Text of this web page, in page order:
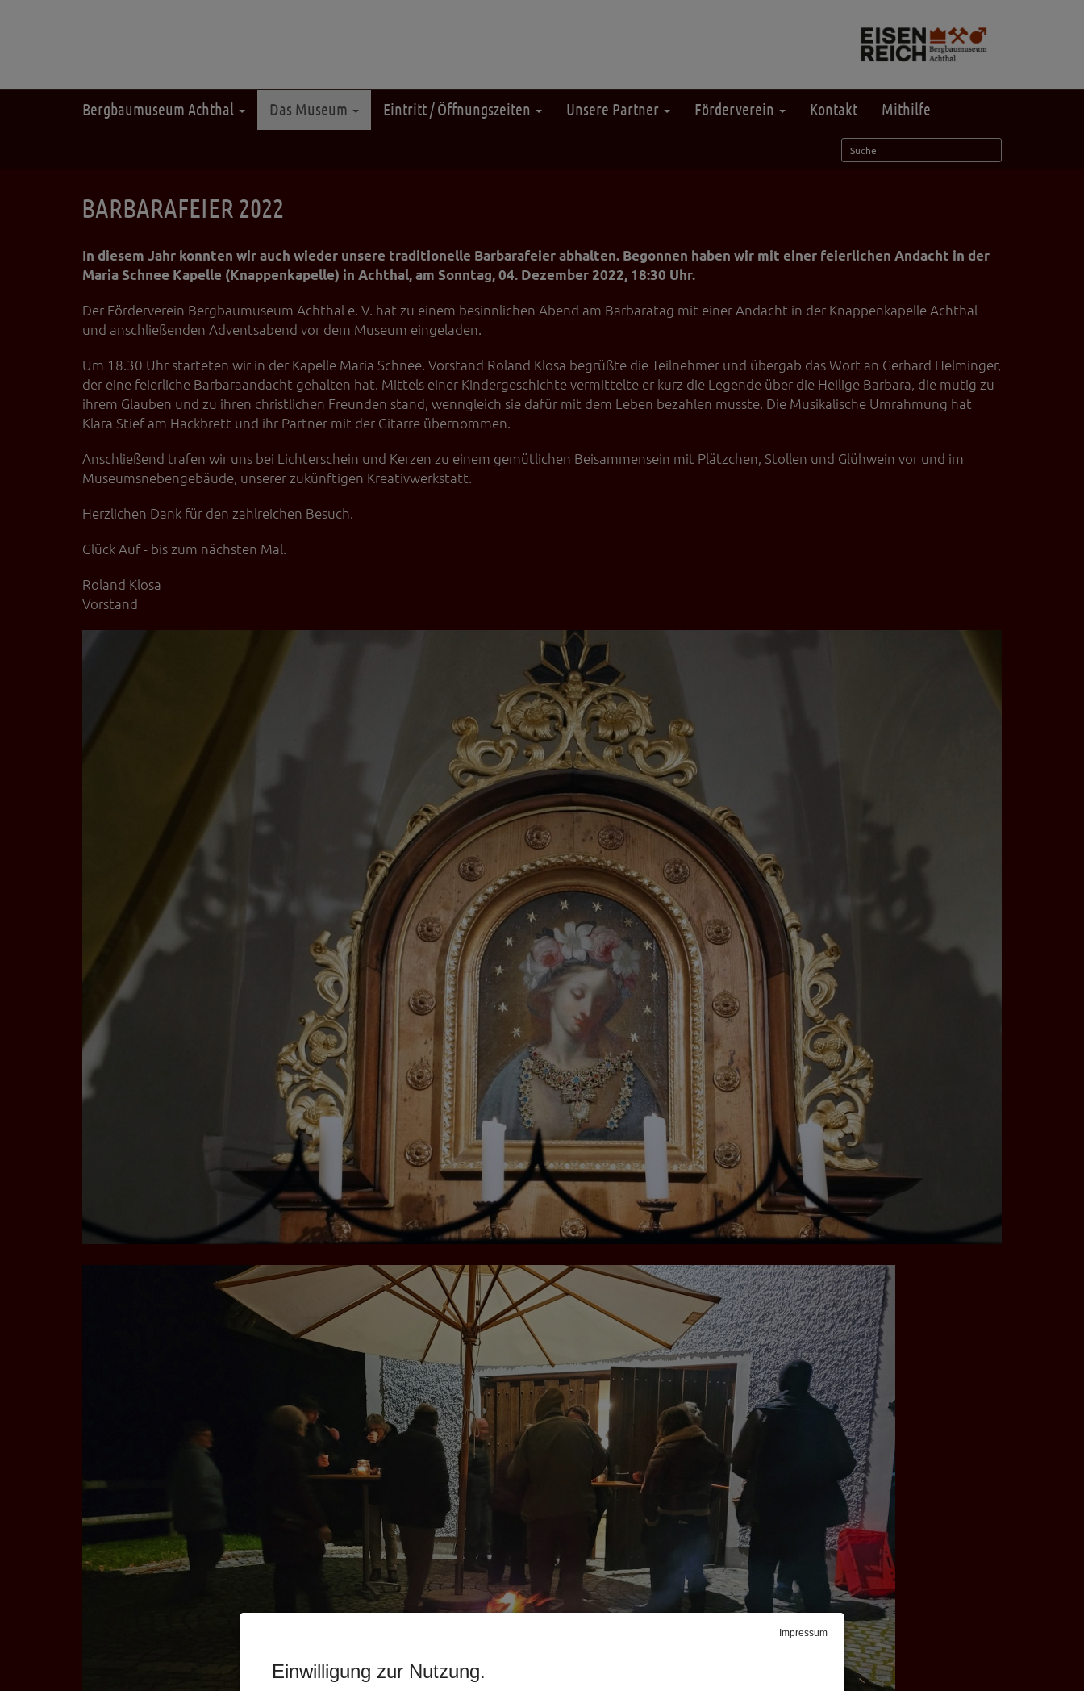
Impressum
Einwilligung zur Nutzung.
Bergbaumuseum Achthal Das Museum Eintritt / Öffnungszeiten Unsere Partner Förderverein Kontakt Mithilfe
BARBARAFEIER 2022
In diesem Jahr konnten wir auch wieder unsere traditionelle Barbarafeier abhalten. Begonnen haben wir mit einer feierlichen Andacht in der
Maria Schnee Kapelle (Knappenkapelle) in Achthal, am Sonntag, 04. Dezember 2022, 18:30 Uhr.
Der Förderverein Bergbaumuseum Achthal e. V. hat zu einem besinnlichen Abend am Barbaratag mit einer Andacht in der Knappenkapelle Achthal
und anschließenden Adventsabend vor dem Museum eingeladen.
Um 18.30 Uhr starteten wir in der Kapelle Maria Schnee. Vorstand Roland Klosa begrüßte die Teilnehmer und übergab das Wort an Gerhard Helminger,
der eine feierliche Barbaraandacht gehalten hat. Mittels einer Kindergeschichte vermittelte er kurz die Legende über die Heilige Barbara, die mutig zu
ihrem Glauben und zu ihren christlichen Freunden stand, wenngleich sie dafür mit dem Leben bezahlen musste. Die Musikalische Umrahmung hat
Klara Stief am Hackbrett und ihr Partner mit der Gitarre übernommen.
Anschließend trafen wir uns bei Lichterschein und Kerzen zu einem gemütlichen Beisammensein mit Plätzchen, Stollen und Glühwein vor und im
Museumsnebengebäude, unserer zukünftigen Kreativwerkstatt.
Herzlichen Dank für den zahlreichen Besuch.
Glück Auf - bis zum nächsten Mal.
Roland Klosa
Vorstand